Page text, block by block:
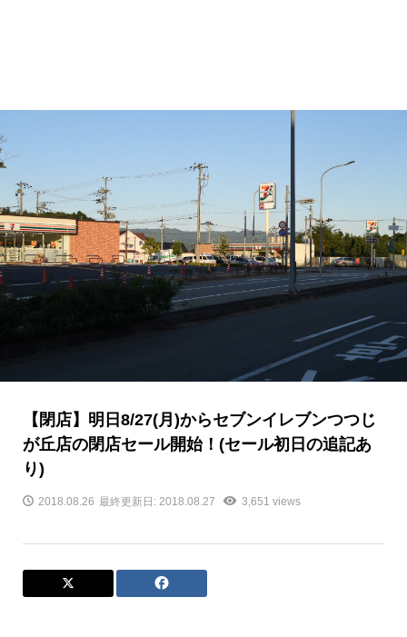
【閉店】明日8/27(月)からセブンイレブンつつじ
が丘店の閉店セール開始！(セール初日の追記あ
り)
2018.08.26 最終更新日: 2018.08.27 3,651 views